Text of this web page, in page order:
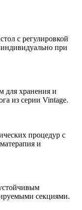
с регулировкой
при
для хранения и
из серии Vintage.
процедур с
и
секциями.